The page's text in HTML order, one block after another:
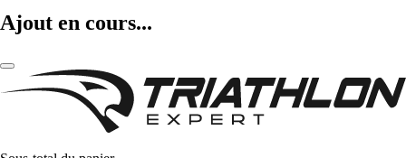
Ajout en cours...